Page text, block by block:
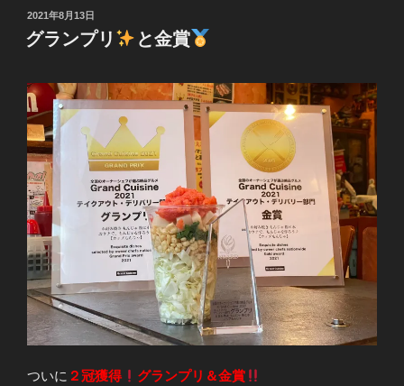
投
稿
日:
2021年8月13日
グランプリ と金賞
ついに ２冠獲得 グランプリ＆金賞